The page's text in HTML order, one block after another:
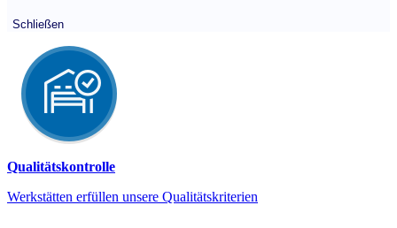
Schließen
Qualitätskontrolle
Werkstätten erfüllen unsere Qualitätskriterien